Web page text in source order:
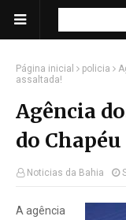
Página inicial policia
assaltada!
Agência
do
Noticias da Bahia
A agência